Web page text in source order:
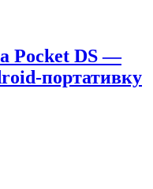
Pocket DS —
портативку